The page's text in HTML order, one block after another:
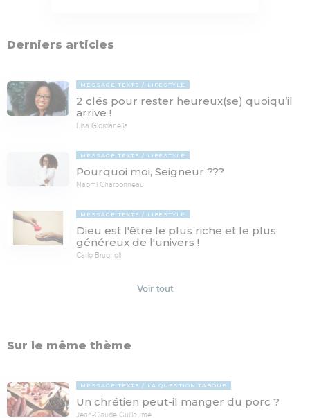
Derniers articles
MESSAGE TEXTE LIFESTYLE
2 clés pour rester heureux(se) quoiqu’il
arrive !
Lisa Giordanella
MESSAGE TEXTE LIFESTYLE
Pourquoi moi, Seigneur ???
Naomi Charbonneau
MESSAGE TEXTE LIFESTYLE
Dieu est l'être le plus riche et le plus
généreux de l'univers !
Carlo Brugnoli
Voir tout
Sur le même thème
MESSAGE TEXTE LA QUESTION TABOUE
Un chrétien peut-il manger du porc ?
Jean-Claude Guillaume